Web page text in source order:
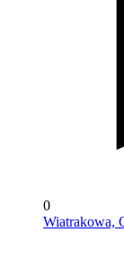
0
Wiatrakowa,